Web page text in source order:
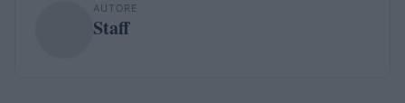
AUTORE
Staff